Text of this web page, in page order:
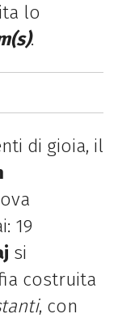
lo
.
di gioia, il
19
si
costruita
, con